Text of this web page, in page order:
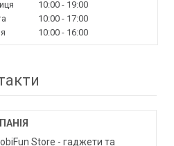
10:00
19:00
10:00
17:00
10:00 16:00
Store - гаджети та